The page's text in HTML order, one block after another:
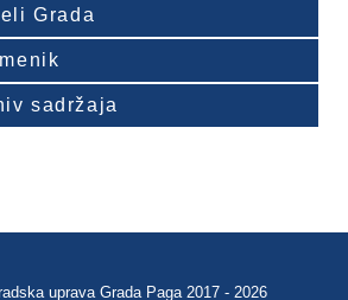
Grada
sadržaja
uprava Grada Paga 2017 - 2026